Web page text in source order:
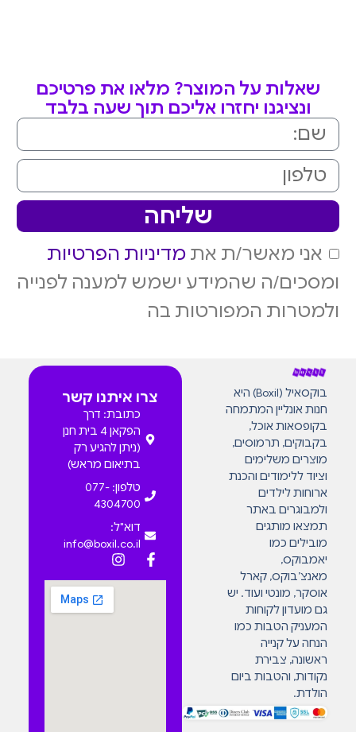
שאלות על המוצר? מלאו את פרטיכם
ונציגנו יחזרו אליכם תוך שעה בלבד
אני מאשר/ת את מדיניות הפרטיות
ומסכים/ה שהמידע ישמש למענה לפנייה
ולמטרות המפורטות בה
שליחה
בוקסאיל (Boxil) היא
חנות אונליין המתמחה
בקופסאות אוכל,
בקבוקים, תרמוסים,
מוצרים משלימים
וציוד ללימודים והכנת
ארוחות לילדים
ולמבוגרים באתר
תמצאו מותגים
מובילים כמו
יאמבוקס,
מאנצ’בוקס, קארל
אוסקר, מונטי ועוד. יש
גם מועדון לקוחות
המעניק הטבות כמו
הנחה על קנייה
ראשונה, צבירת
נקודות, והטבות ביום
הולדת.
צרו איתנו קשר
כתובת: דרך
הפקאן 4 בית חנן
(ניתן להגיע רק
בתיאום מראש)
טלפון: 077-
4304700
דוא"ל:
info@boxil.co.il